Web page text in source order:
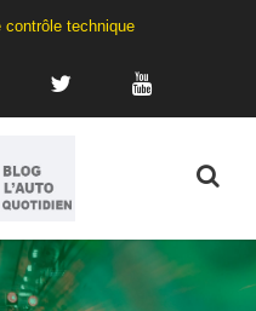
contrôle technique